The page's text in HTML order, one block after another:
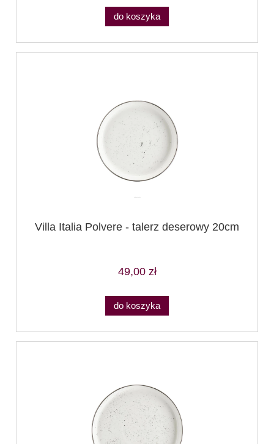
do koszyka
Villa Italia Polvere - talerz deserowy 20cm
49,00 zł
do koszyka